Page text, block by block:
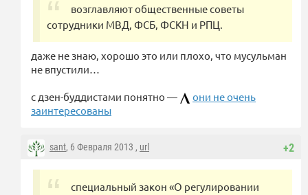
возглавляют общественные советы
сотрудники МВД, ФСБ, ФСКН и РПЦ.
даже не знаю, хорошо это или плохо, что мусульман
не впустили…
с дзен-буддистами понятно —
они не очень
заинтересованы
+2
sant, 6 Февраля 2013 , url
специальный закон «О регулировании